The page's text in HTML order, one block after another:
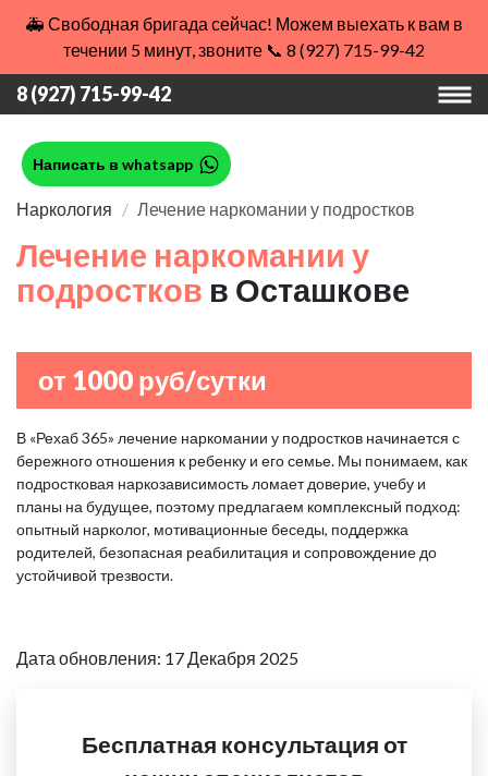
🚑 Свободная бригада сейчас! Можем выехать к вам в
течении 5 минут, звоните 📞 8 (927) 715-99-42
8 (927) 715-99-42
Написать в whatsapp
Наркология Лечение наркомании у подростков
Лечение наркомании у
подростков в Осташкове
от 1000 руб/сутки
В «Рехаб 365» лечение наркомании у подростков начинается с
бережного отношения к ребенку и его семье. Мы понимаем, как
подростковая наркозависимость ломает доверие, учебу и
планы на будущее, поэтому предлагаем комплексный подход:
опытный нарколог, мотивационные беседы, поддержка
родителей, безопасная реабилитация и сопровождение до
устойчивой трезвости.
Дата обновления: 17 Декабря 2025
Бесплатная консультация от